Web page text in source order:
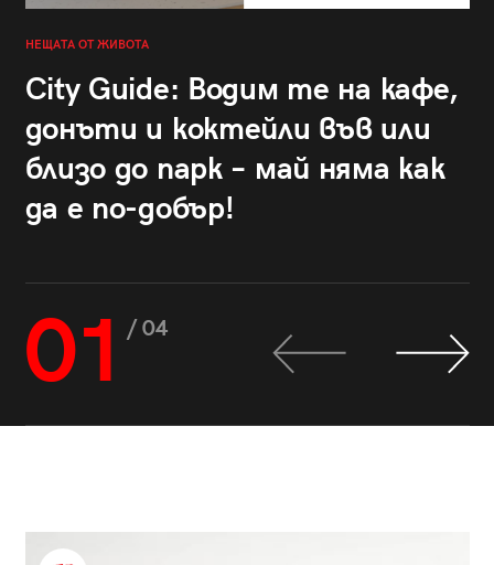
НЕЩАТА ОТ ЖИВОТА
City Guide: Водим те на кафе,
донъти и коктейли във или
близо до парк – май няма как
да е по-добър!
01 / 04